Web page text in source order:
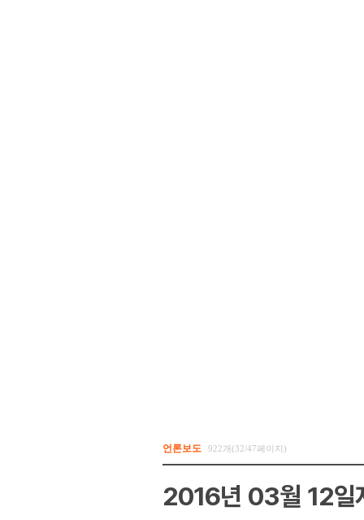
언론보도 922개(32/47페이지)
2016년 03월 12일